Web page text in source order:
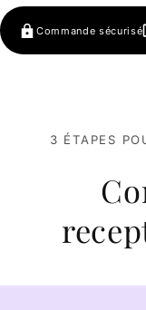
Commande sécurisé
3 ÉTAPES